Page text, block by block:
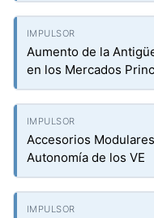
Aumento de la
en los Mercados
Accesorios
Autonomía de los VE